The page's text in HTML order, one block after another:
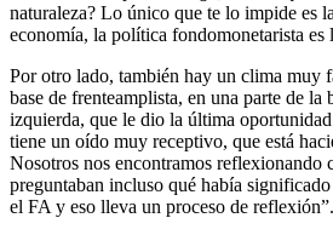
naturaleza? Lo único que te lo impide es
economía, la política fondomonetarista
Por otro lado, también hay un clima muy
base de frenteamplista, en una parte de la
izquierda, que le dio la última
tiene un oído muy receptivo, que está
Nosotros nos encontramos reflexionando
preguntaban incluso qué había
el FA y eso lleva un proceso de reflexión”.